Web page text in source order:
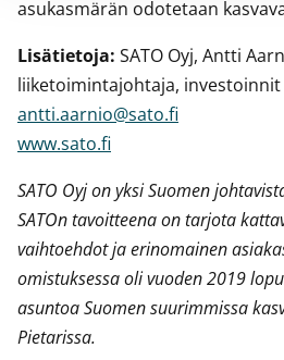
asukasmärän odotetaan
Lisätietoja: SATO Oyj, Antti
liiketoimintajohtaja, investoinnit
antti.aarnio@sato.fi
www.sato.fi
SATO Oyj on yksi Suomen
SATOn tavoitteena on tarjota
vaihtoehdot ja erinomainen
omistuksessa oli vuoden 2019
asuntoa Suomen suurimmissa
Pietarissa.